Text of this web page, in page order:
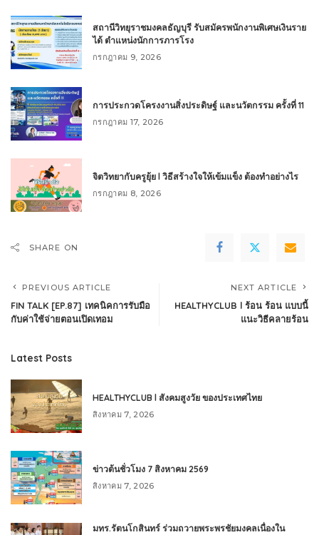
สถานีวิทยุราชมงคลธัญบุรี รับสมัครพนักงานพิเศษเงินราย
ได้ ตำแหน่งนักการภารโรง
กรกฎาคม 9, 2026
การประกวดโครงงานสิ่งประดิษฐ์ และนวัตกรรม ครั้งที่ 11
กรกฎาคม 17, 2026
จิตวิทยากับครูยุ้ย l วิธีสร้างใจให้เข้มแข็ง ต้องทำอย่างไร
กรกฎาคม 8, 2026
SHARE ON
PREVIOUS ARTICLE
FIN TALK [EP.87] เทคนิคการรับมือ
กับค่าใช้จ่ายตอนเปิดเทอม
NEXT ARTICLE
HEALTHYCLUB l ร้อน ร้อน แบบนี้
แนะวิธีคลายร้อน
Latest Posts
HEALTHYCLUB l สังคมสูงวัย ของประเทศไทย
สิงหาคม 7, 2026
ข่าวต้นชั่วโมง 7 สิงหาคม 2569
สิงหาคม 7, 2026
มทร.รัตนโกสินทร์ ร่วมถวายพระพรชัยมงคลเนื่องใน